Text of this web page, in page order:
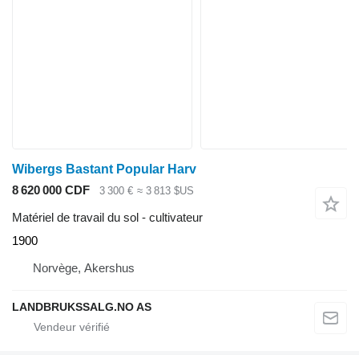
Wibergs Bastant Popular Harv
8 620 000 CDF
3 300 € ≈ 3 813 $US
Matériel de travail du sol - cultivateur
1900
Norvège, Akershus
LANDBRUKSSALG.NO AS